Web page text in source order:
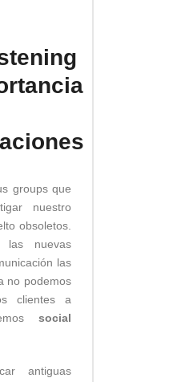
groups que
nuestro
obsoletos.
nuevas
las
no podemos
clientes a
social
antiguas